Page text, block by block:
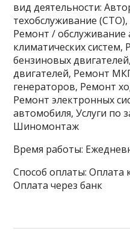
вид деятельности:
техобслуживание
Ремонт /
климатических
бензиновых
двигателей, Ремонт
генераторов, Ремонт
Ремонт электронных
автомобиля, Услуги по
Шиномонтаж
Время работы:
Способ оплаты: Оплата
Оплата через банк